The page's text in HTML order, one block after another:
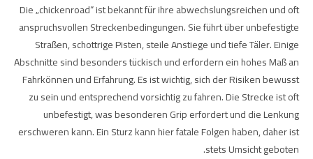
Die „chickenroad“ ist bekannt für ihre abwechslungsreichen und oft
anspruchsvollen Streckenbedingungen. Sie führt über unbefestigte
Straßen, schottrige Pisten, steile Anstiege und tiefe Täler. Einige
Abschnitte sind besonders tückisch und erfordern ein hohes Maß an
Fahrkönnen und Erfahrung. Es ist wichtig, sich der Risiken bewusst
zu sein und entsprechend vorsichtig zu fahren. Die Strecke ist oft
unbefestigt, was besonderen Grip erfordert und die Lenkung
erschweren kann. Ein Sturz kann hier fatale Folgen haben, daher ist
stets Umsicht geboten.